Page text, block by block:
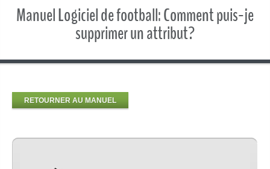
Manuel Logiciel de football: Comment puis-je
supprimer un attribut?
RETOURNER AU MANUEL